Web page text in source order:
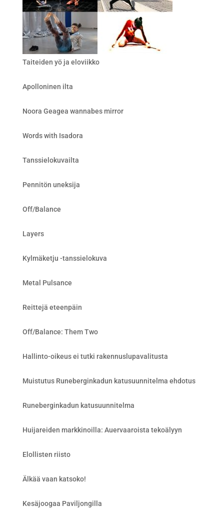
Taiteiden yö ja eloviikko
Apolloninen ilta
Noora Geagea wannabes mirror
Words with Isadora
Tanssielokuvailta
Pennitön uneksija
Off/Balance
Layers
Kylmäketju -tanssielokuva
Metal Pulsance
Reittejä eteenpäin
Off/Balance: Them Two
Hallinto-oikeus ei tutki rakennuslupavalitusta
Muistutus Runeberginkadun katusuunnitelma ehdotus
Runeberginkadun katusuunnitelma
Huijareiden markkinoilla: Auervaaroista tekoälyyn
Elollisten riisto
Älkää vaan katsoko!
Kesäjoogaa Paviljongilla